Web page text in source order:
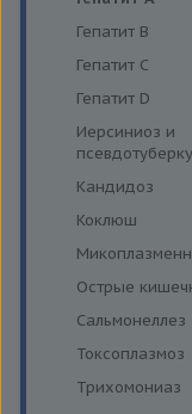
Диагностика
Гепатит B
Гепатит C
Гепатит D
Иерсиниоз и
Кандидоз
Коклюш
Острые
Сальмонеллез
Токсоплазмоз
Трихомониаз